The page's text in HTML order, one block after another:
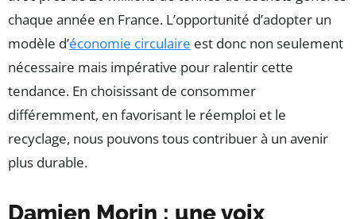
chaque année en France. L’opportunité d’adopter un
modèle d’économie circulaire est donc non seulement
nécessaire mais impérative pour ralentir cette
tendance. En choisissant de consommer
différemment, en favorisant le réemploi et le
recyclage, nous pouvons tous contribuer à un avenir
plus durable.
Damien Morin : une voix